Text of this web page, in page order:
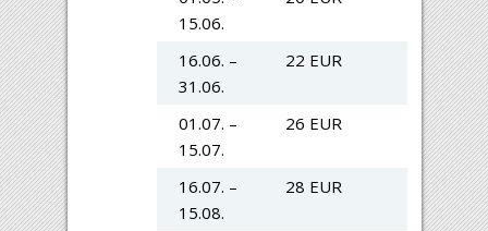
15.06.
16.06. –
31.06.
22 EUR
01.07. –
15.07.
26 EUR
16.07. –
15.08.
28 EUR